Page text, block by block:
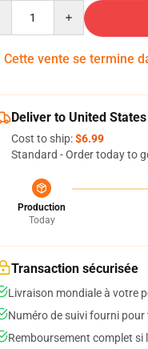
Cette vente se termine
Deliver to United States
Cost to ship:$6.99
Standard - Order today to
Production
Today
Transaction sécurisée
Livraison mondiale à votre
Numéro de suivi fourni pour
Remboursement complet si